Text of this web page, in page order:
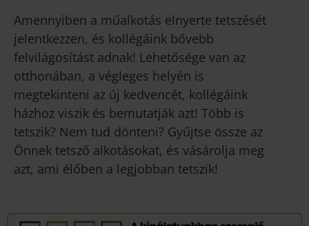
Amennyiben a műalkotás elnyerte tetszését
jelentkezzen, és kollégáink bővebb
felvilágosítást adnak! Lehetősége van az
otthonában, a végleges helyén is
megtekinteni az új kedvencét, kollégáink
házhoz viszik és bemutatják azt! Több is
tetszik? Nem tud dönteni? Gyűjtse össze az
Önnek tetsző alkotásokat, és vásárolja meg
azt, ami élőben a legjobban tetszik!